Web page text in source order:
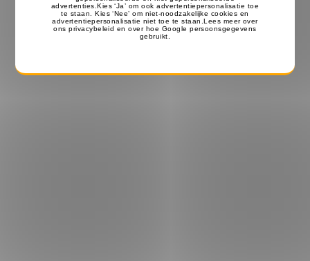
Copyright © 2026 - Portofoon Oortjes & Portofoons [ ⭐️ 9.7 met
1.325+ Reviews] - All rights reserved - Powered byHoornie